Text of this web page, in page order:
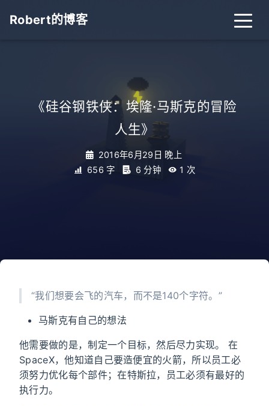
Robert的博客
《硅谷钢铁侠：埃隆·马斯克的冒险
人生》
2016年6月29日 晚上
656 字
6 分钟 1 次
“我们想要会飞的汽车，而不是140个字符。”
马斯克有自己的想法
他需要做的是，制定一个目标，然后尽力实现。 在
SpaceX，他知道自己要造便宜的火箭，所以员工必
须努力优化每个部件；在特斯拉，员工必须有最好的
执行力。